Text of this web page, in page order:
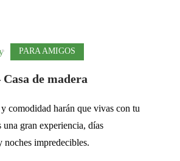
de madera
PARA AMIGOS
comodidad harán que vivas con tu
gran experiencia, días
noches impredecibles.